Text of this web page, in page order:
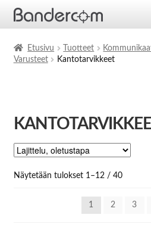
Palvelut
Yritys
Etusivu Tuotteet
Varusteet
Kantotarvikkeet
Näytetään tulokset 1–12 / 40
1 2 3